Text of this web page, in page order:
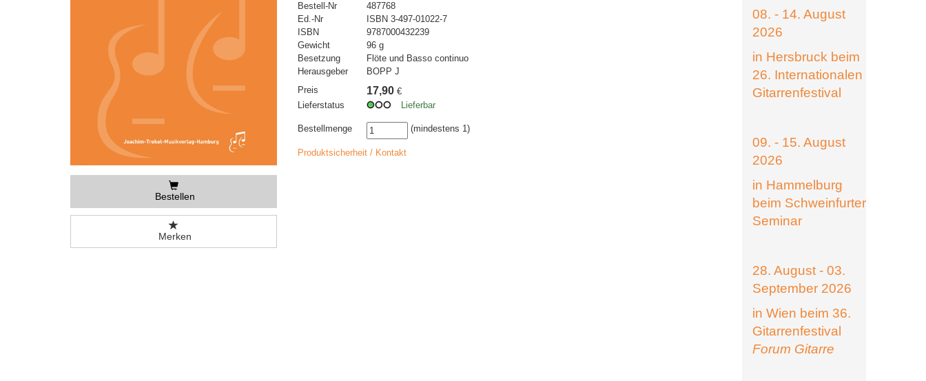
Bestellen
Merken
Bestell-Nr
487768
Ed.-Nr
ISBN 3-497-01022-7
ISBN
9787000432239
Gewicht
96 g
Besetzung
Flöte und Basso continuo
Herausgeber
BOPP J
Preis
17,90 €
Lieferstatus
Lieferbar
Bestellmenge (mindestens 1)
Produktsicherheit / Kontakt
08. - 14. August
2026
in Hersbruck beim
26. Internationalen
Gitarrenfestival
09. - 15. August
2026
in Hammelburg
beim Schweinfurter
Seminar
28. August - 03.
September 2026
in Wien beim 36.
Gitarrenfestival
Forum Gitarre